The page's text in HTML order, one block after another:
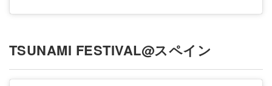
TSUNAMI FESTIVAL@スペイン